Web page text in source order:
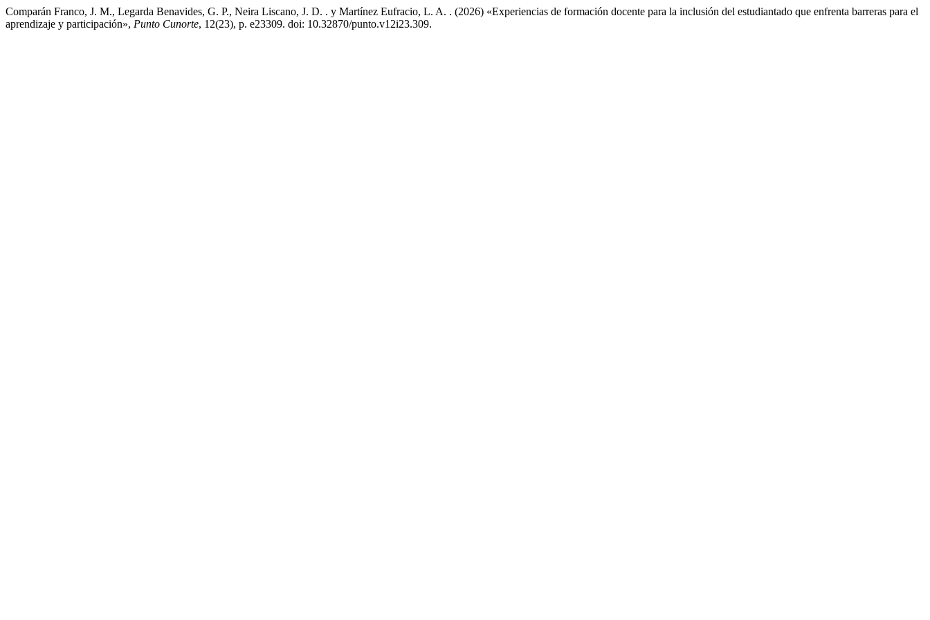
Comparán Franco, J. M., Legarda Benavides, G. P., Neira Liscano, J. D. . y Martínez Eufracio, L. A. . (2026) «Experiencias de formación docente para la inclusión del estudiantado que enfrenta barreras para el
aprendizaje y participación», Punto Cunorte, 12(23), p. e23309. doi: 10.32870/punto.v12i23.309.